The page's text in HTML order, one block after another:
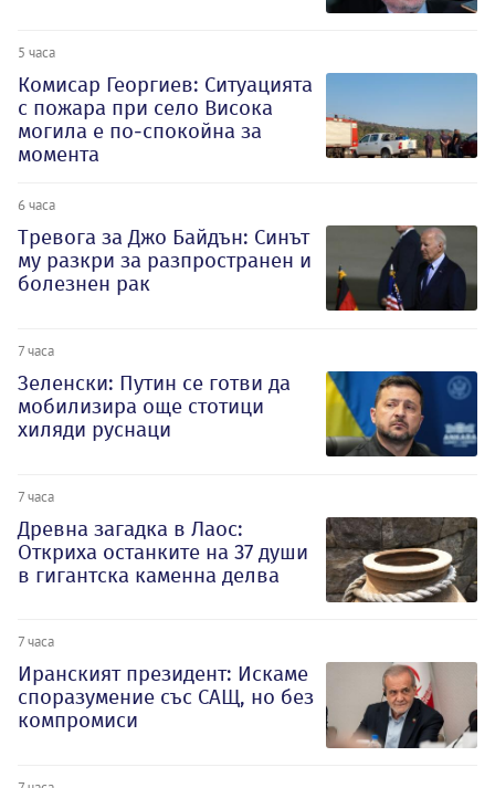
5 часа
Комисар Георгиев: Ситуацията
с пожара при село Висока
могила е по-спокойна за
момента
6 часа
Тревога за Джо Байдън: Синът
му разкри за разпространен и
болезнен рак
7 часа
Зеленски: Путин се готви да
мобилизира още стотици
хиляди руснаци
7 часа
Древна загадка в Лаос:
Откриха останките на 37 души
в гигантска каменна делва
7 часа
Иранският президент: Искаме
споразумение със САЩ, но без
компромиси